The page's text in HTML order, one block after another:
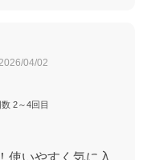
2026/04/02
数 2～4回目
使いやすく気に入